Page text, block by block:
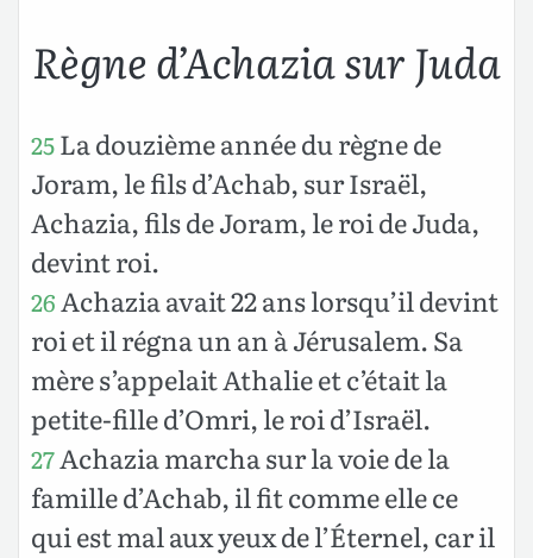
Règne d’Achazia sur Juda
25La douzième année du règne de
Joram, le fils d’Achab, sur Israël,
Achazia, fils de Joram, le roi de Juda,
devint roi.
26Achazia avait 22 ans lorsqu’il devint
roi et il régna un an à Jérusalem. Sa
mère s’appelait Athalie et c’était la
petite-fille d’Omri, le roi d’Israël.
27Achazia marcha sur la voie de la
famille d’Achab, il fit comme elle ce
qui est mal aux yeux de l’Éternel, car il